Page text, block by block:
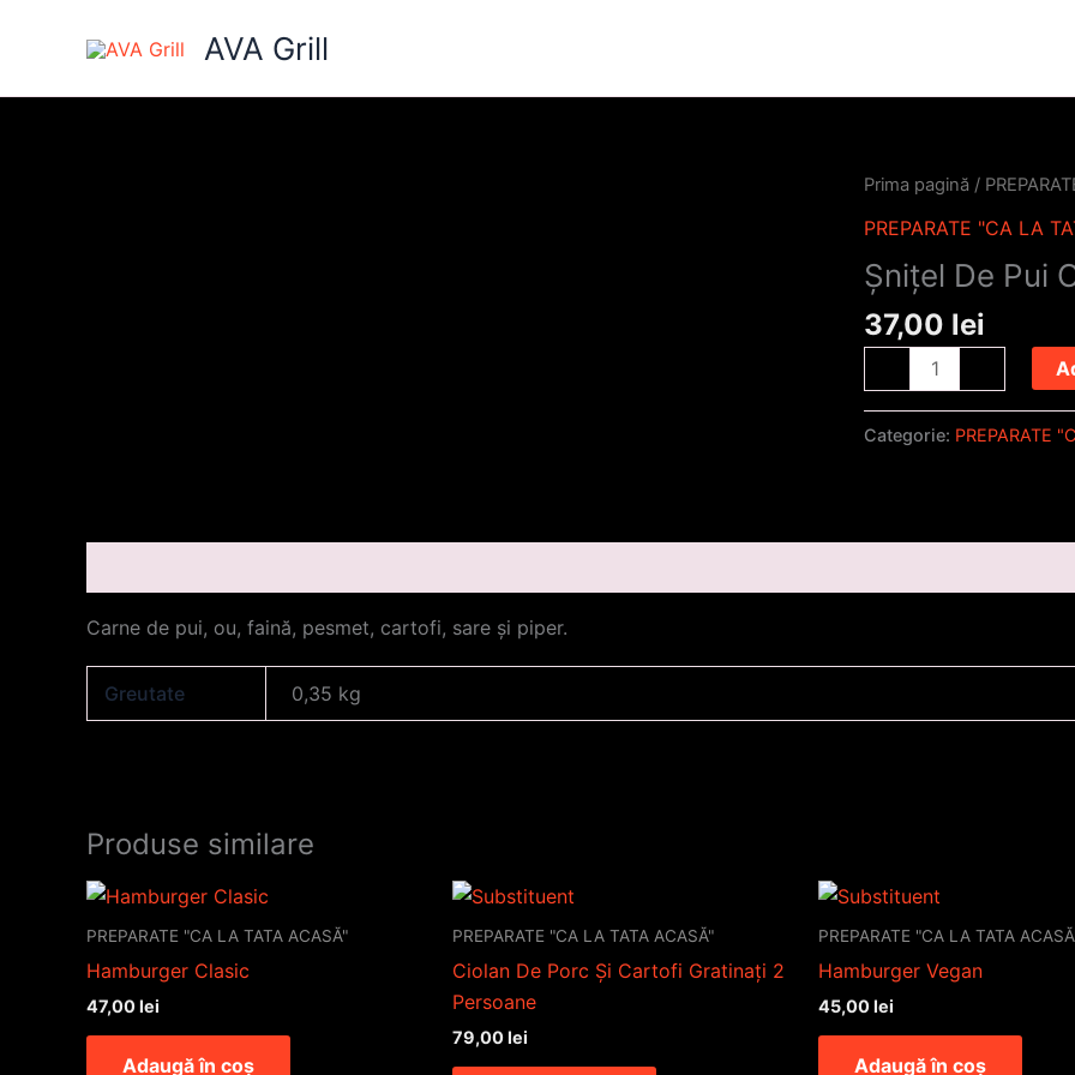
AVA Grill
Prima pagină /
PREPARATE "CA LA
Șnițel De Pui
37,00 lei
Cantitate
Șnițel
Pui
Cu
Cartofi
Categorie: PREPARATE
Carne de pui, ou, faină, pesmet, cartofi, sare și piper.
Greutate 0,35 kg
Produse similare
PREPARATE "CA LA TATA ACASĂ"
Hamburger Clasic
47,00lei
Adaugă în coș
PREPARATE "CA LA TATA ACASĂ"
Ciolan De Porc Și Cartofi Gratinați 2
Persoane
79,00lei
PREPARATE "CA LA TATA
Hamburger Vegan
45,00lei
Adaugă în coș